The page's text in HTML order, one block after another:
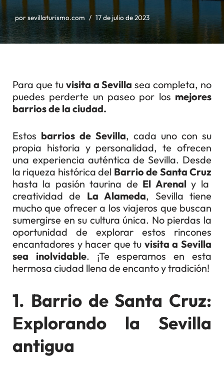
porsevillaturismo.com 17 de julio de 2023
Para que tu visita a Sevilla sea completa, no
puedes perderte un paseo por los mejores
barrios de la ciudad.
Estos barrios de Sevilla, cada uno con su
propia historia y personalidad, te ofrecen
una experiencia auténtica de Sevilla. Desde
la riqueza histórica del Barrio de Santa Cruz
hasta la pasión taurina de El Arenaly la
creatividad de La Alameda, Sevilla tiene
mucho que ofrecer a los viajeros que buscan
sumergirse en su cultura única. No pierdas la
oportunidad de explorar estos rincones
encantadores y hacer que tu visita a Sevilla
sea inolvidable. ¡Te esperamos en esta
hermosa ciudad llena de encanto y tradición!
1. Barrio de Santa Cruz:
Explorando la Sevilla
antigua